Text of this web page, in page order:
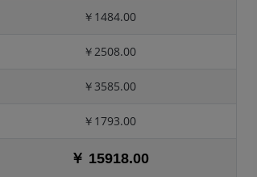
￥1484.00
￥2508.00
￥3585.00
￥1793.00
￥ 15918.00